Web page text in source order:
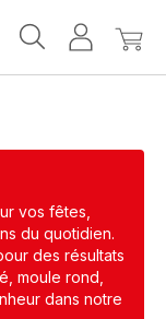
MonMon
vos fêtes,
du quotidien.
des résultats
moule rond,
dans notre